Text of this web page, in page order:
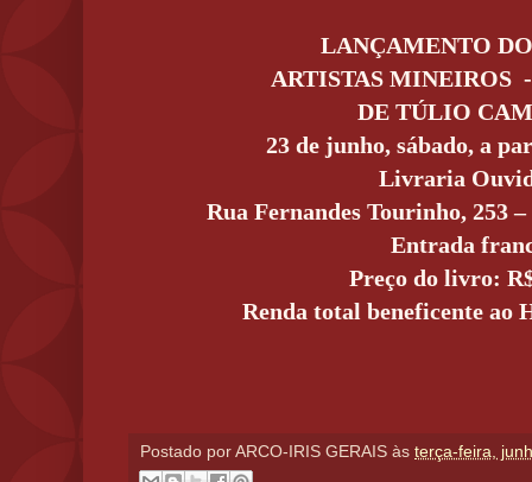
LANÇAMENTO
ARTISTAS MINEIROS
DE TÚLIO
23 de junho, sábado, a
Livraria
Rua Fernandes Tourinho, 253
Entrada
Preço do livro:
Renda total beneficente ao
Postado por ARCO-IRIS GERAIS às terça-feira,